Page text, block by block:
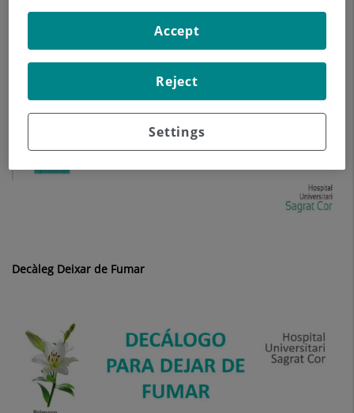
Decàleg Deixar de Fumar
Settings
Reject
Accept